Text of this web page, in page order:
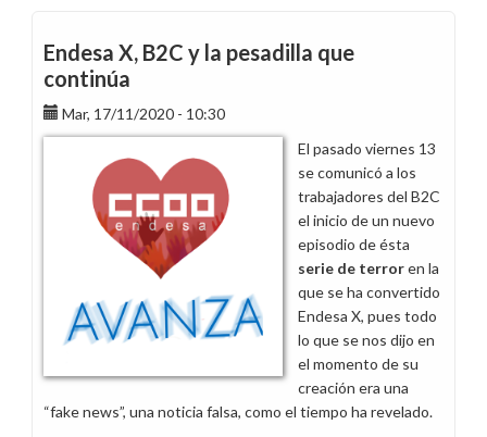
Endesa X, B2C y la pesadilla que
continúa
Mar, 17/11/2020 - 10:30
El pasado viernes 13
se comunicó a los
trabajadores del B2C
el inicio de un nuevo
episodio de ésta
serie de terroren la
que se ha convertido
Endesa X, pues todo
lo que se nos dijo en
el momento de su
creación era una
“fake news”, una noticia falsa, como el tiempo ha revelado.